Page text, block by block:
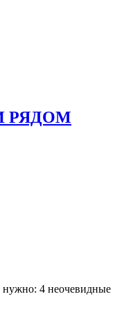
РЯДОМ
нужно: 4 неочевидные